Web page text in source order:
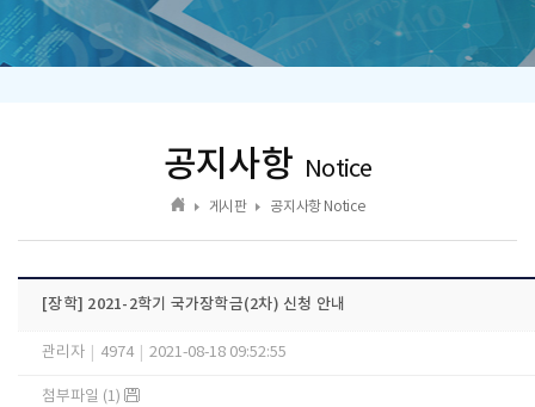
공지사항 Notice
게시판 공지사항 Notice
[장학] 2021-2학기 국가장학금(2차) 신청 안내
관리자 4974 2021-08-18 09:52:55
첨부파일 (1)